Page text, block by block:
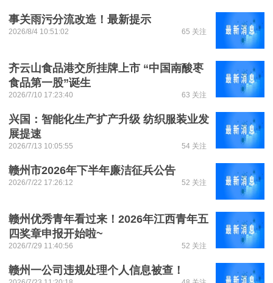
事关雨污分流改造！最新提示
2026/8/4 10:51:02 65 关注
齐云山食品港交所挂牌上市 “中国南酸枣
食品第一股”诞生
2026/7/10 17:23:40 63 关注
兴国：智能化生产扩产升级 纺织服装业发
展提速
2026/7/13 10:05:55 54 关注
赣州市2026年下半年廉洁征兵公告
2026/7/22 17:26:12 52 关注
赣州优秀青年看过来！2026年江西青年五
四奖章申报开始啦~
2026/7/29 11:40:56 52 关注
赣州一公司违规处理个人信息被查！